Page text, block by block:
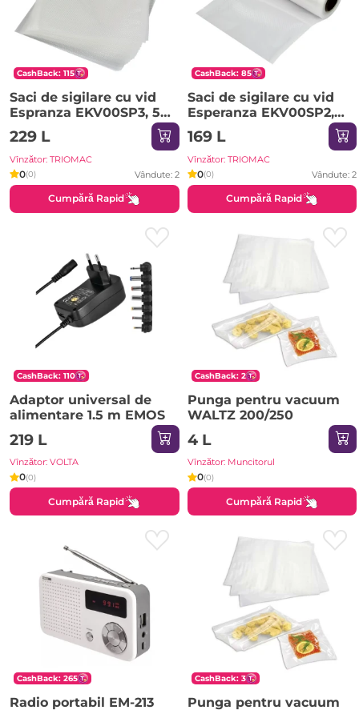
CashBack: 115
Saci de sigilare cu vid
Espranza EKV00SP3, 50
buc, 20cm x 25cm
229 L
Vînzător: TRIOMAC
0(0) Vândute: 2
Cumpără Rapid
CashBack: 85
Saci de sigilare cu vid
Esperanza EKV00SP2,
Rulou - 15cm x 600cm
169 L
Vînzător: TRIOMAC
0(0) Vândute: 2
Cumpără Rapid
CashBack: 110
Adaptor universal de
alimentare 1.5 m EMOS
219 L
Vînzător: VOLTA
0(0)
Cumpără Rapid
CashBack: 2
Punga pentru vacuum
WALTZ 200/250
4 L
Vînzător: Muncitorul
0(0)
Cumpără Rapid
CashBack: 265
Radio portabil EM-213
CashBack: 3
Punga pentru vacuum